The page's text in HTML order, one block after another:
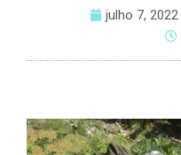
julho 7, 2022